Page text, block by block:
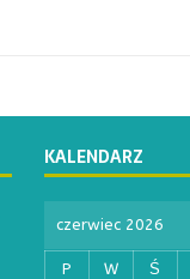
KALENDARZ
czerwiec 2026
P W Ś